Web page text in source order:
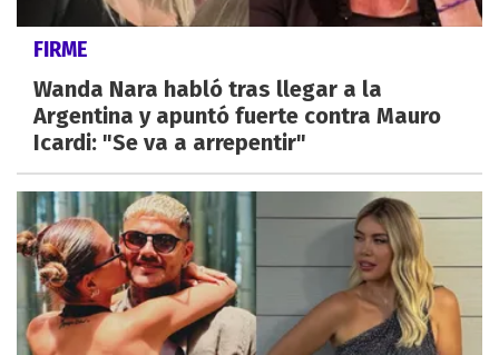
FIRME
Wanda Nara habló tras llegar a la
Argentina y apuntó fuerte contra Mauro
Icardi: "Se va a arrepentir"